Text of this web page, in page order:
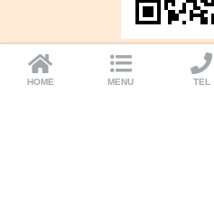
HOME MENU TEL